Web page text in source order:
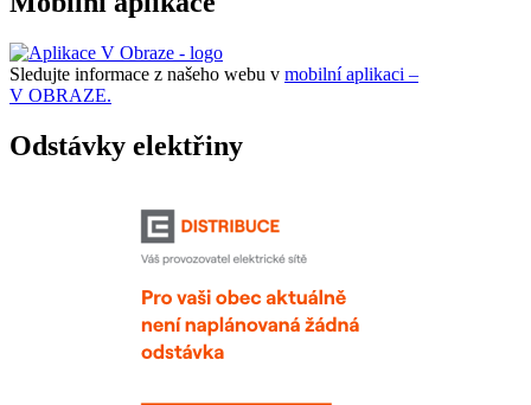
Sledujte informace z našeho webu v mobilní aplikaci –
V OBRAZE.
Odstávky elektřiny